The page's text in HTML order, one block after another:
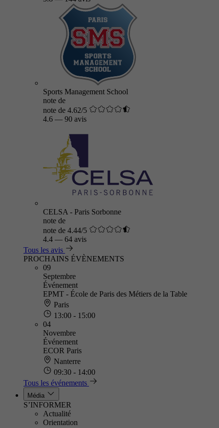
Sports Management School
note de
note de 4.62/5
4.6 — 90 avis
CELSA - Paris Sorbonne
note de
note de 4.44/5
4.4 — 64 avis
Tous les avis
PROCHAINS ÉVÈNEMENTS
09
Septembre
Événement
EPMT - École de Paris des Métiers de la Table
Paris
13:00 - 15:00
04
Novembre
Événement
ECOR Paris
Nanterre
09:30 - 14:00
Tous les événements
Média
S’INFORMER
Actualité
Orientation